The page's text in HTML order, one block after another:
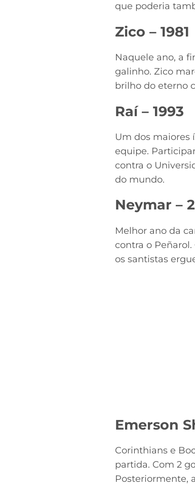
que poderia
Zico – 1981
Naquele ano, a
galinho. Zico
brilho do eterno
Raí – 1993
Um dos maiores
equipe.
contra o
do mundo.
Neymar –
Melhor ano da
contra o
os santistas
Emerson
Corinthians e
partida. Com 2
Posteriormente,